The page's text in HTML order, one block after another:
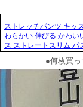
ストレッチパンツ キッ
わらかい 伸びる かわい
ス ストレートスリム パ
●何枚買